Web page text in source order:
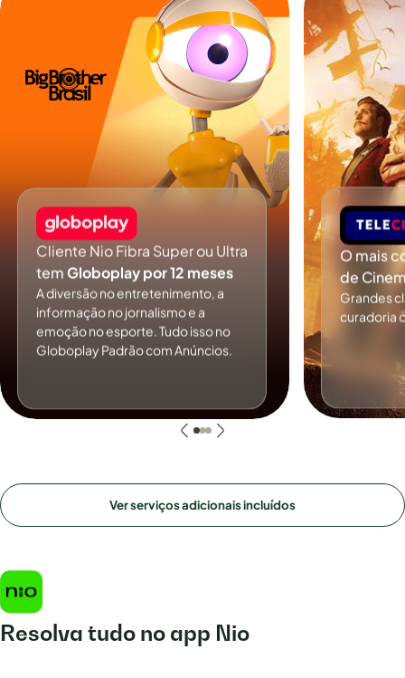
Cliente Nio Fibra Super ou Ultra
temGloboplay por 12 meses
A diversão no entretenimento, a
informação no jornalismo e a
emoção no esporte. Tudo isso no
Globoplay Padrão com Anúncios.
O mais
de
Grandes
curadoria
Ver serviços adicionais incluídos
Resolva tudo no app Nio